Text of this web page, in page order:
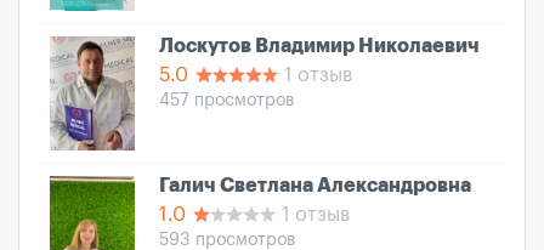
Лоскутов Владимир Николаевич
5.0
1 отзыв
457 просмотров
Галич Светлана Александровна
1.0
1 отзыв
593 просмотров